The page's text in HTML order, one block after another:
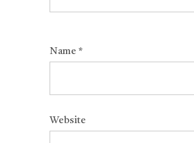
Name *
Website